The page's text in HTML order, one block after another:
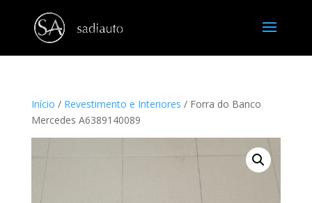
Início / Revestimento e Interiores / Forra do Banco
Mercedes A6389140089